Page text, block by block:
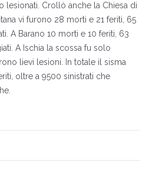
lesionati. Crollò anche la Chiesa di
vi furono 28 morti e 21 feriti, 65
A Barano 10 morti e 10 feriti, 63
A Ischia la scossa fu solo
lievi lesioni. In totale il sisma
oltre a 9500 sinistrati che